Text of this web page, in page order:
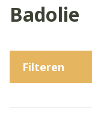
Badolie
Filteren